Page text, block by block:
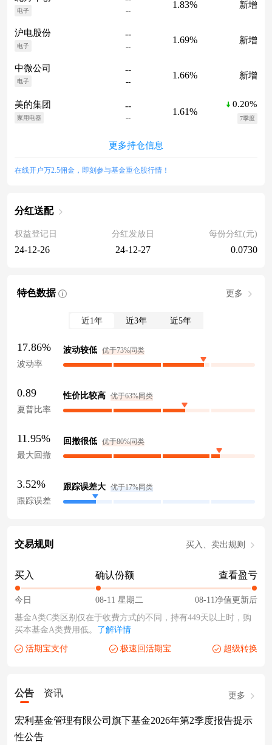
电子 --
1.83% 新增
沪电股份
电子
--
--
1.69% 新增
中微公司
电子
--
--
1.66% 新增
美的集团
家用电器
--
--
1.61%
0.20%
7季度
更多持仓信息
在线开户万2.5佣金，即刻参与基金重仓股行情！
分红送配
权益登记日
24-12-26
分红发放日
24-12-27
每份分红(元)
0.0730
特色数据 更多
近1年 近3年 近5年
17.86%
波动率
波动较低 优于73%同类
0.89
夏普比率
性价比较高 优于63%同类
11.95%
最大回撤
回撤很低 优于80%同类
3.52%
跟踪误差
跟踪误差大 优于17%同类
交易规则 买入、卖出规则
买入
今日
确认份额
08-11 星期二
查看盈亏
08-11净值更新后
基金A类C类区别仅在于收费方式的不同，持有449天以上时，购
买本基金A类费用低。 了解详情
活期宝支付 极速回活期宝 超级转换
公告 资讯 更多
宏利基金管理有限公司旗下基金2026年第2季度报告提示
性公告